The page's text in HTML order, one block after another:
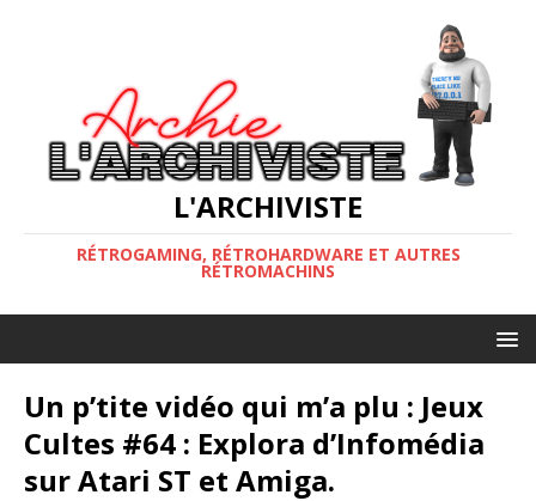
L'ARCHIVISTE
RÉTROGAMING, RÉTROHARDWARE ET AUTRES
RÉTROMACHINS
Un p’tite vidéo qui m’a plu : Jeux
Cultes #64 : Explora d’Infomédia
sur Atari ST et Amiga.